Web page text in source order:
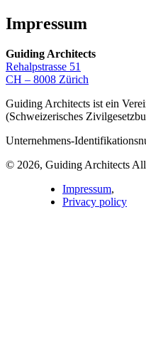
Impressum
Guiding Architects
Rehalpstrasse 51
CH – 8008 Zürich
Guiding Architects ist ein
(Schweizerisches
Unternehmens-
© 2026, Guiding Architects All
Impressum,
Privacy policy